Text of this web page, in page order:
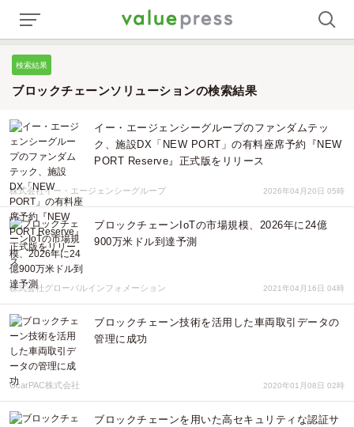
検索結果
ブロックチェーンソリューションの検索結果
イー・エージェンシーグループのファンダムテッ
ク、施設DX「NEW PORT」の有料座席予約『NEW
PORT Reserve』正式版をリリース
株式会社イー・エージェンシーグループ 2026年04月20日 05時
ブロックチェーンIoTの市場規模、2026年に24億
900万米ドル到達予測
株式会社グローバルインフォメーション 2021年04月16日 04時
ブロックチェーン技術を活用した車両取引データの
管理に成功
UcarPAC株式会社 2020年01月08日 02時
ブロックチェーンを用いた高セキュリティな認証サ